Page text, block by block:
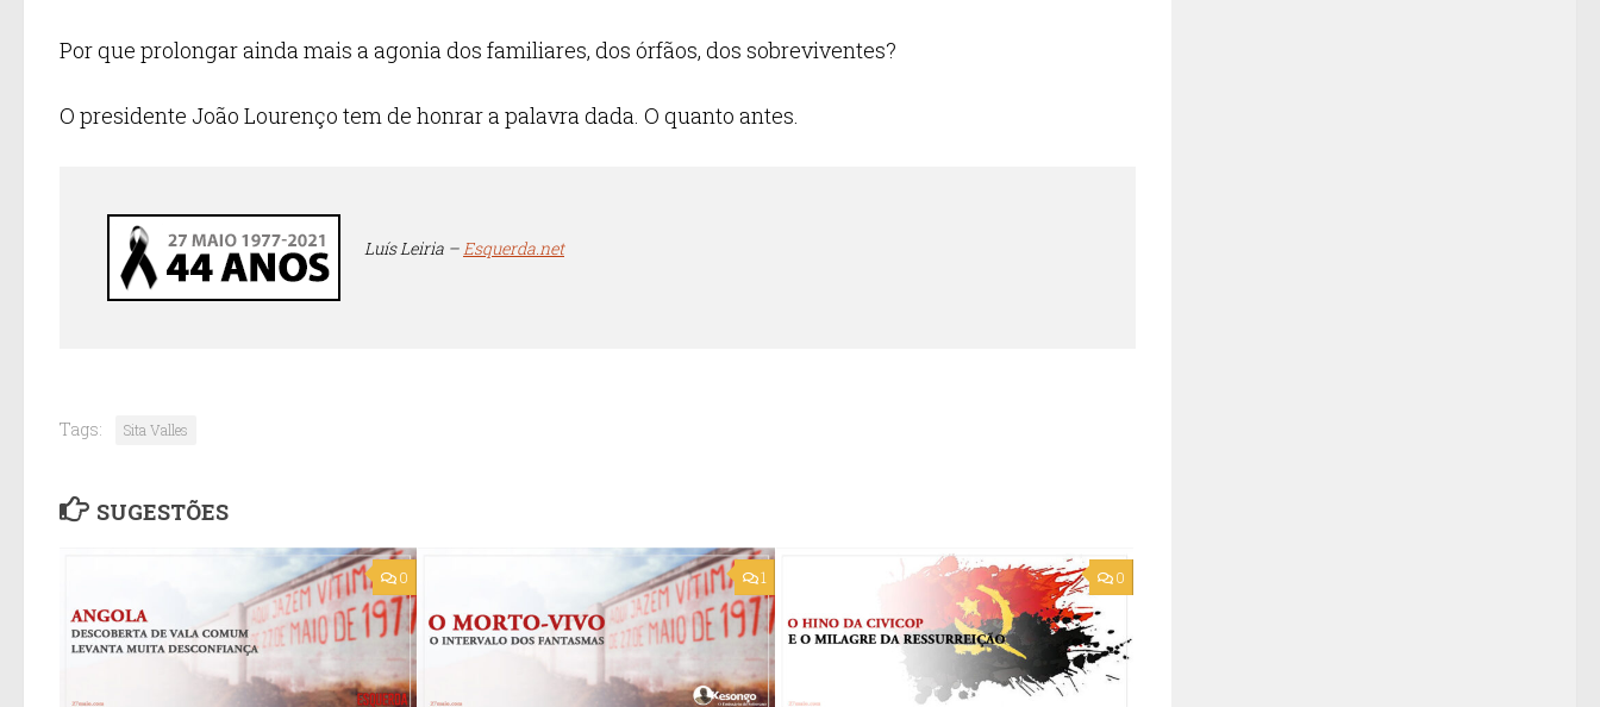
Por que prolongar ainda mais a agonia dos familiares, dos órfãos, dos sobreviventes?
O presidente João Lourenço tem de honrar a palavra dada. O quanto antes.
Luís Leiria – Esquerda.net
Tags: Sita Valles
SUGESTÕES
0 1 0